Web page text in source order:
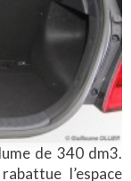
de 340 dm3.
l’espace